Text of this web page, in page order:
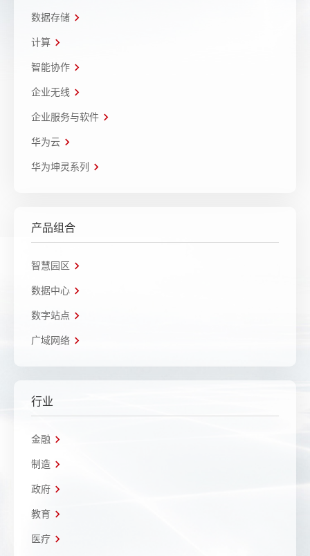
数据存储
计算
智能协作
企业无线
企业服务与软件
华为云
华为坤灵系列
产品组合
智慧园区
数据中心
数字站点
广域网络
行业
金融
制造
政府
教育
医疗